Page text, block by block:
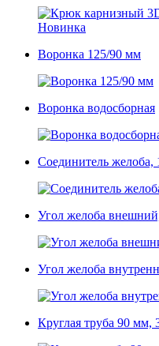
Новинка
Воронка 125/90 мм
Воронка водосборная
Соединитель желоба,
Угол желоба
Угол желоба
Круглая труба 90 мм,